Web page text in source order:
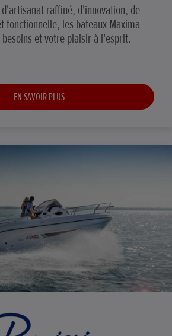
d'artisanat raffiné, d'innovation, de
fonctionnelle, les bateaux Maxima
besoins et votre plaisir à l'esprit.
EN SAVOIR PLUS